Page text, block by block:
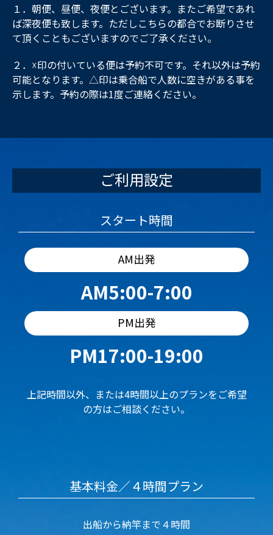
１．朝便、昼便、夜便とございます。またご希望であれ
ば深夜便も致します。ただしこちらの都合でお断りさせ
て頂くこともございますのでご了承ください。
２．☓印の付いている便は予約不可です。それ以外は予約
可能となります。△印は乗合船で人数に空きがある事を
示します。予約の際は1度ご連絡ください。
ご利用設定
スタート時間
AM出発
AM5:00-7:00
PM出発
PM17:00-19:00
上記時間以外、または4時間以上のプランをご希望
の方はご相談ください。
基本料金／４時間プラン
出船から納竿まで４時間